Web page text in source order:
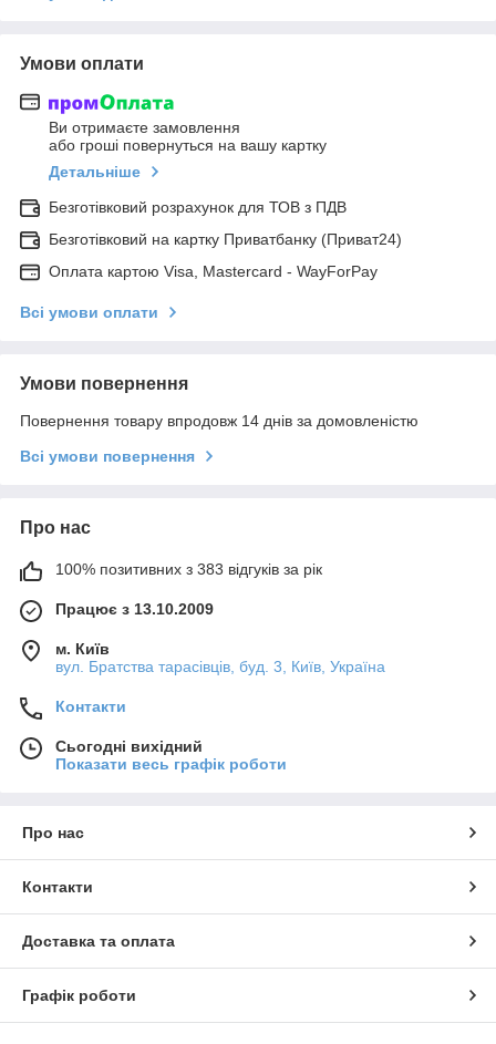
Умови оплати
Ви отримаєте замовлення
або гроші повернуться на вашу картку
Детальніше
Безготівковий розрахунок для ТОВ з ПДВ
Безготівковий на картку Приватбанку (Приват24)
Оплата картою Visa, Mastercard - WayForPay
Всі умови оплати
Умови повернення
Повернення товару впродовж 14 днів за домовленістю
Всі умови повернення
Про нас
100% позитивних з 383 відгуків за рік
Працює з 13.10.2009
м. Київ
вул. Братства тарасівців, буд. 3, Київ, Україна
Контакти
Сьогодні вихідний
Показати весь графік роботи
Про нас
Контакти
Доставка та оплата
Графік роботи